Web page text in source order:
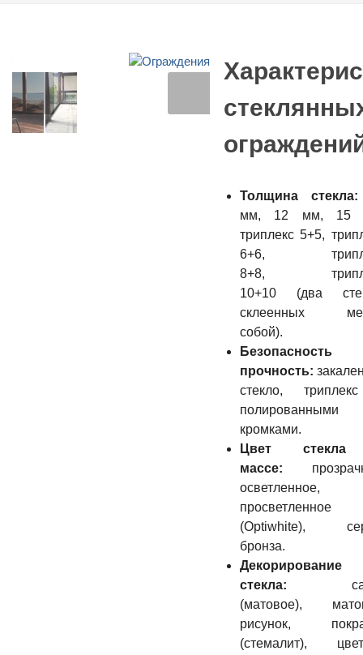
Толщина стекла:
мм, 12 мм, 15
триплекс 5+5,
6+6,
8+8,
10+10 (два
склеенных
собой).
прочность:
стекло,
полированными
кромками.
Цвет
массе:
осветленное,
просветленное
(Optiwhite),
бронза.
Декорирование
стекла:
(матовое),
рисунок,
(стемалит),